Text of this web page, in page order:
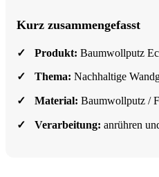
Kurz zusammengefasst
Produkt: Baumwollputz
Thema: Nachhaltige
Material: Baumwollputz /
Verarbeitung: anrühren